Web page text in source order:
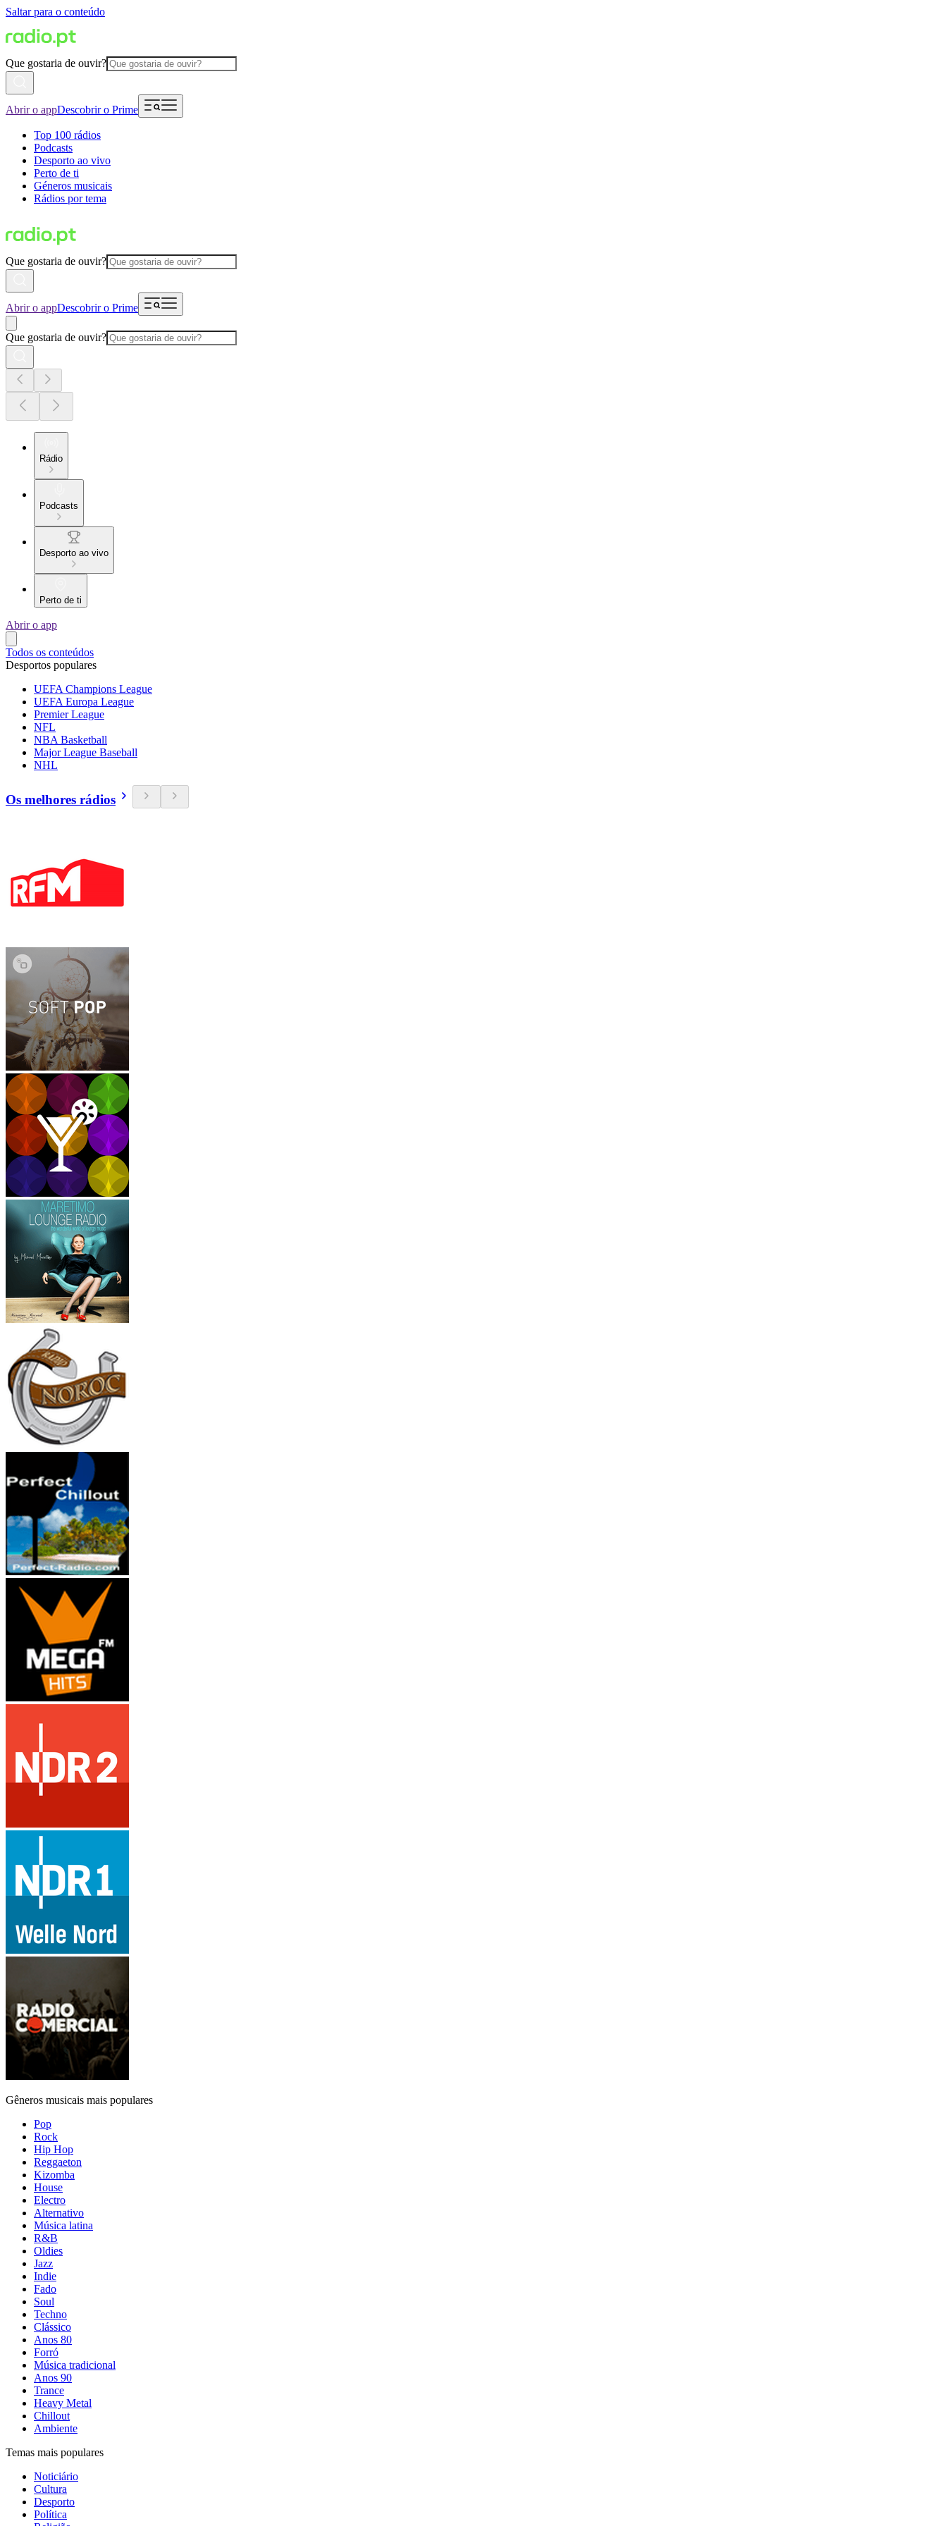
Saltar para o conteúdo
Que gostaria de ouvir?
Abrir o appDescobrir o Prime
Top 100 rádios
Podcasts
Desporto ao vivo
Perto de ti
Géneros musicais
Rádios por tema
Que gostaria de ouvir?
Abrir o appDescobrir o Prime
Que gostaria de ouvir?
Rádio
Podcasts
Desporto ao vivo
Perto de ti
Abrir o app
Todos os conteúdos
Desportos populares
UEFA Champions League
UEFA Europa League
Premier League
NFL
NBA Basketball
Major League Baseball
NHL
Os melhores rádios
Gêneros musicais mais populares
Pop
Rock
Hip Hop
Reggaeton
Kizomba
House
Electro
Alternativo
Música latina
R&B
Oldies
Jazz
Indie
Fado
Soul
Techno
Clássico
Anos 80
Forró
Música tradicional
Anos 90
Trance
Heavy Metal
Chillout
Ambiente
Temas mais populares
Noticiário
Cultura
Desporto
Política